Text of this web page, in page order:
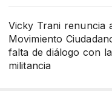
Vicky Trani renuncia
Movimiento
falta de diálogo con la
militancia